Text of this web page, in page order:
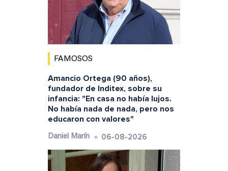
FAMOSOS
Amancio Ortega (90 años),
fundador de Inditex, sobre su
infancia: "En casa no había lujos.
No había nada de nada, pero nos
educaron con valores"
Daniel Marín 06-08-2026